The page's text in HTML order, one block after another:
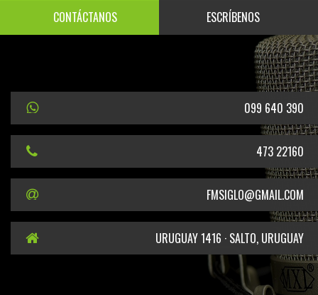
CONTÁCTANOS ESCRÍBENOS
099 640 390
473 22160
FMSIGLO@GMAIL.COM
URUGUAY 1416 · SALTO, URUGUAY